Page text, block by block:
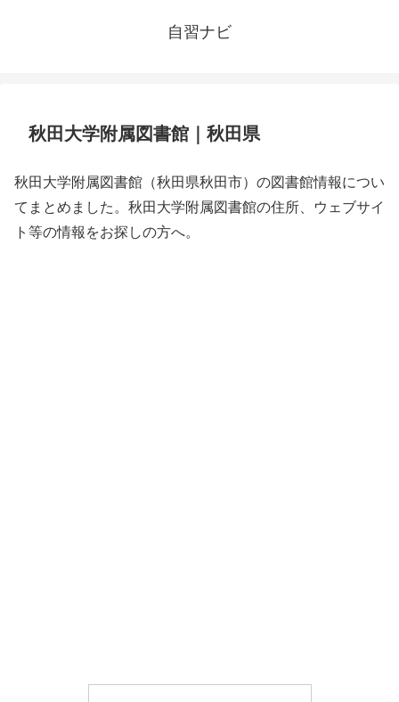
自習ナビ
秋田大学附属図書館｜秋田県
秋田大学附属図書館（秋田県秋田市）の図書館情報につい
てまとめました。秋田大学附属図書館の住所、ウェブサイ
ト等の情報をお探しの方へ。